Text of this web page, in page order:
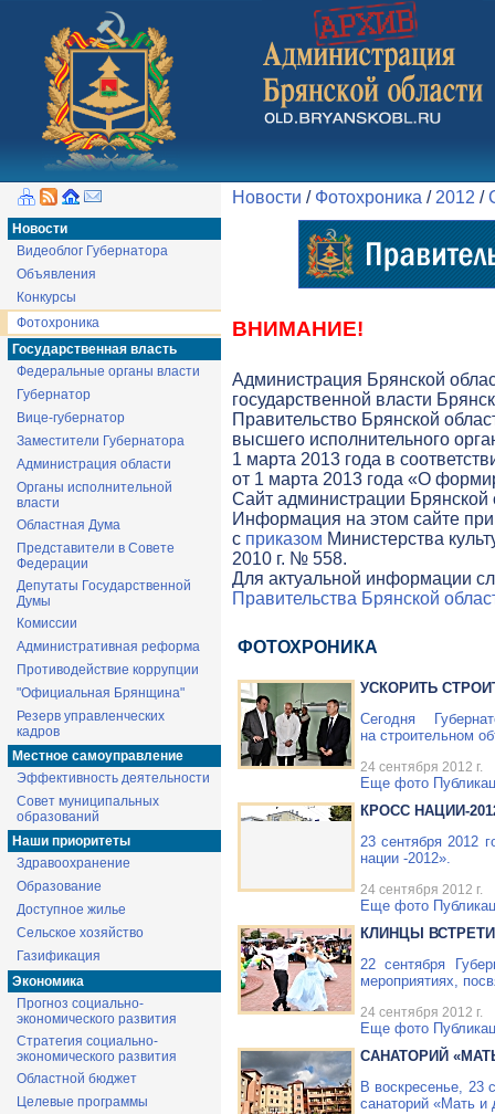
Новости
Видеоблог Губернатора
Объявления
Конкурсы
Фотохроника
Государственная власть
Федеральные органы власти
Губернатор
Вице-губернатор
Заместители Губернатора
Администрация области
Органы исполнительной
власти
Областная Дума
Представители в Совете
Федерации
Депутаты Государственной
Думы
Комиссии
Административная реформа
Противодействие коррупции
"Официальная Брянщина"
Резерв управленческих
кадров
Местное самоуправление
Эффективность деятельности
Совет муниципальных
образований
Наши приоритеты
Здравоохранение
Образование
Доступное жилье
Сельское хозяйство
Газификация
Экономика
Прогноз социально-
экономического развития
Стратегия социально-
экономического развития
Областной бюджет
Целевые программы
Новости / Фотохроника / 2012 /
ВНИМАНИЕ!
Администрация Брянской
государственной власти
Правительство Брянской
высшего исполнительного
1 марта 2013 года в
от 1 марта 2013 года «О
Cайт администрации Брянской
Информация на этом сайте
с приказом Министерства
2010 г. № 558.
Для актуальной информации
Правительства Брянской
ФОТОХРОНИКА
УСКОРИТЬ
Сегодня
на строительном
24 сентября 2012 г.
Еще фото
КРОСС НАЦИИ-
23 сентября 2012
нации -2012».
24 сентября 2012 г.
Еще фото
КЛИНЦЫ
22 сентября
мероприятиях,
24 сентября 2012 г.
Еще фото
САНАТОРИЙ
В воскресенье, 23
санаторий «Мать и